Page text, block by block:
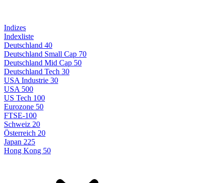
Indizes
Indexliste
Deutschland 40
Deutschland Small Cap 70
Deutschland Mid Cap 50
Deutschland Tech 30
USA Industrie 30
USA 500
US Tech 100
Eurozone 50
FTSE-100
Schweiz 20
Österreich 20
Japan 225
Hong Kong 50